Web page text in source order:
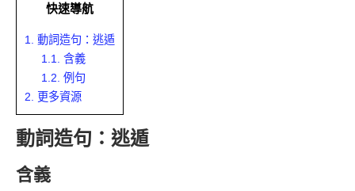
快速導航
1.
動詞造句：逃遁
1.1.
含義
1.2. 例句
2.
更多資源
動詞造句：逃遁
含義